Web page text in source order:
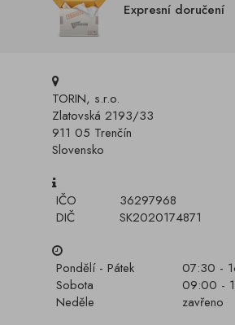
Expresní doručení
TORIN, s.r.o.
Zlatovská 2193/33
911 05 Trenčín
Slovensko
IČO
36297968
DIČ
SK2020174871
Pondělí - Pátek
07:30 -
Sobota
09:00 -
Neděle
zavřeno